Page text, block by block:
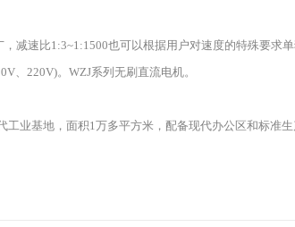
减速比1:3~1:1500也可以根据用户对速度的特殊要求
、220V)。WZJ系列无刷直流电机。
业基地，面积1万多平方米，配备现代办公区和标准